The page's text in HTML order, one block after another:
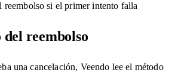
reembolso si el primer intento falla
reembolso
una cancelación, Veendo lee el método